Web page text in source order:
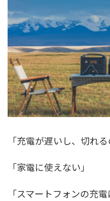
「充電が遅いし、切れ
「家電に使えない」
「スマートフォンの充